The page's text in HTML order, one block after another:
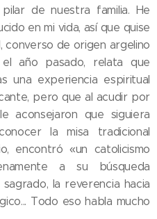
de nuestra familia. He
en mi vida, así que quise
converso de origen argelino
año pasado, relata que
una experiencia espiritual
pero que al acudir por
aconsejaron que siguiera
la misa tradicional
encontró «un catolicismo
a su búsqueda
la reverencia hacia
Todo eso habla mucho